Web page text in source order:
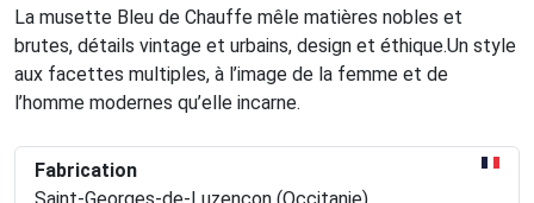
La musette Bleu de Chauffe mêle matières nobles et
brutes, détails vintage et urbains, design et éthique.Un style
aux facettes multiples, à l’image de la femme et de
l’homme modernes qu’elle incarne.
Fabrication
Saint-Georges-de-Luzençon (Occitanie)